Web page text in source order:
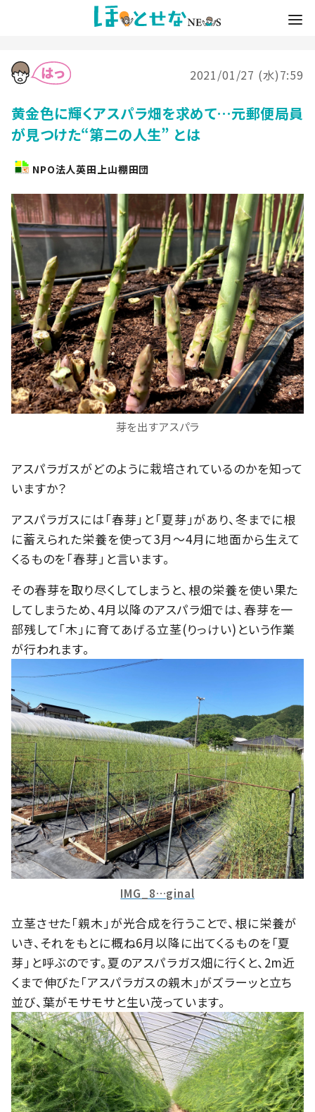
2021/01/27 (水)7:59
黄金色に輝くアスパラ畑を求めて…元郵便局員
が見つけた“第二の人生” とは
NPO法人英田上山棚田団
芽を出すアスパラ
アスパラガスがどのように栽培されているのかを知って
いますか？
アスパラガスには「春芽」と「夏芽」があり、冬までに根
に蓄えられた栄養を使って3月〜4月に地面から生えて
くるものを「春芽」と言います。
その春芽を取り尽くしてしまうと、根の栄養を使い果た
してしまうため、4月以降のアスパラ畑では、春芽を一
部残して「木」に育てあげる立茎(りっけい) という作業
が行われます。
IMG_8…ginal
立茎させた「親木」が光合成を行うことで、根に栄養が
いき、それをもとに概ね6月以降に出てくるものを「夏
芽」と呼ぶのです。夏のアスパラガス畑に行くと、2m近
くまで伸びた「アスパラガスの親木」がズラーッと立ち
並び、葉がモサモサと生い茂っています。